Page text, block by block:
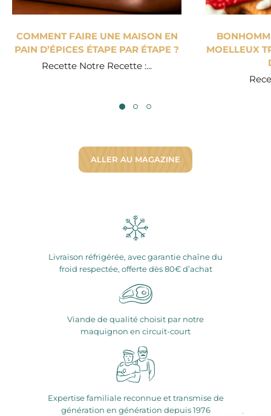
COMMENT FAIRE UNE MAISON EN
PAIN D’ÉPICES ÉTAPE PAR ÉTAPE ?
Recette Notre Recette :...
MOELLEUX
ALLER AU MAGAZINE
Livraison réfrigérée, avec garantie chaîne du
froid respectée, offerte dès 80€ d’achat
Viande de qualité choisit par notre
maquignon en circuit-court
Expertise familiale reconnue et transmise de
génération en génération depuis 1976